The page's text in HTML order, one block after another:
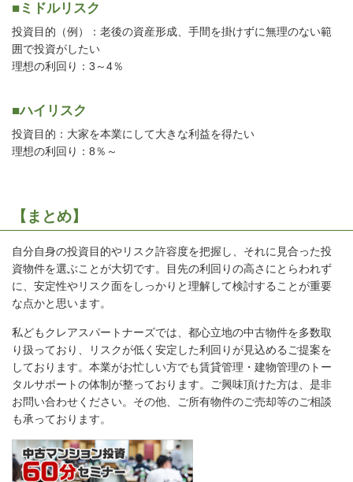
■ミドルリスク
投資目的（例）：老後の資産形成、手間を掛けずに無理のない範
囲で投資がしたい
理想の利回り：3～4％
■ハイリスク
投資目的：大家を本業にして大きな利益を得たい
理想の利回り：8％～
【まとめ】
自分自身の投資目的やリスク許容度を把握し、それに見合った投
資物件を選ぶことが大切です。目先の利回りの高さにとらわれず
に、安定性やリスク面をしっかりと理解して検討することが重要
な点かと思います。
私どもクレアスパートナーズでは、都心立地の中古物件を多数取
り扱っており、リスクが低く安定した利回りが見込めるご提案を
しております。本業がお忙しい方でも賃貸管理・建物管理のトー
タルサポートの体制が整っております。ご興味頂けた方は、是非
お問い合わせください。その他、ご所有物件のご売却等のご相談
も承っております。